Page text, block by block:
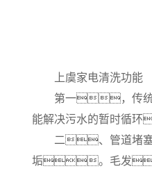
上虞家电清洗功能
第一，传统
能解决污水的暂时循
二、管道堵
垢。毛发